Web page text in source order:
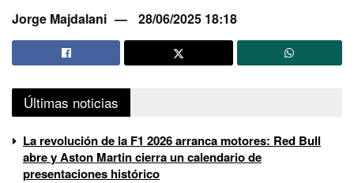
Jorge Majdalani 28/06/2025 18:18
Últimas noticias
La revolución de la F1 2026 arranca motores: Red Bull
abre y Aston Martin cierra un calendario de
presentaciones histórico